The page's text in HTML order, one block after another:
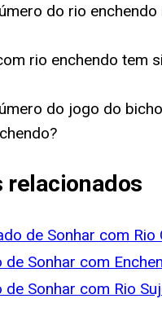
do rio
rio enchendo tem
do jogo do
relacionados
de Sonhar com Rio
de Sonhar com
de Sonhar com Rio